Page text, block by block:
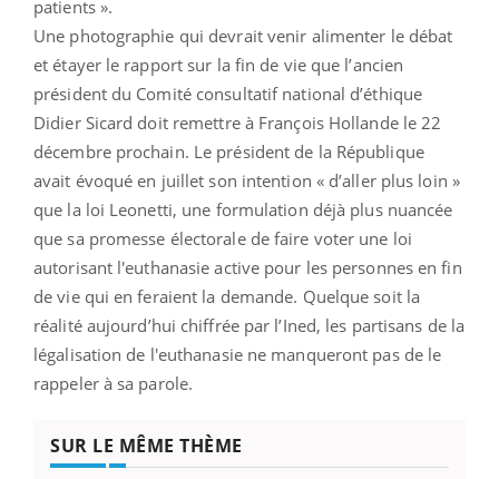
patients ».
Une photographie qui devrait venir alimenter le débat
et étayer le rapport sur la fin de vie que l’ancien
président du Comité consultatif national d’éthique
Didier Sicard doit remettre à François Hollande le 22
décembre prochain. Le président de la République
avait évoqué en juillet son intention « d’aller plus loin »
que la loi Leonetti, une formulation déjà plus nuancée
que sa promesse électorale de faire voter une loi
autorisant l'euthanasie active pour les personnes en fin
de vie qui en feraient la demande. Quelque soit la
réalité aujourd’hui chiffrée par l’Ined, les partisans de la
légalisation de l'euthanasie ne manqueront pas de le
rappeler à sa parole.
SUR LE MÊME THÈME